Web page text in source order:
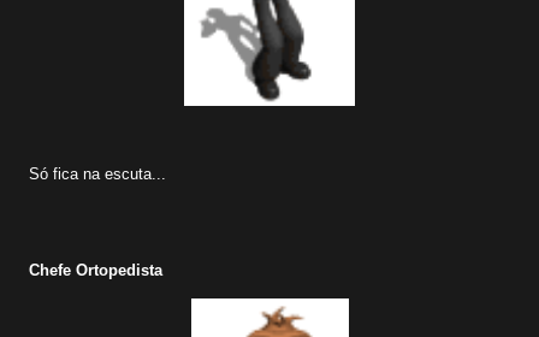
Só fica na escuta...
Chefe Ortopedista